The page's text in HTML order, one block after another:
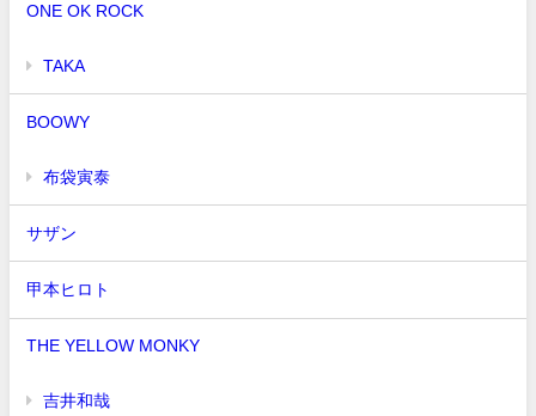
ONE OK ROCK
TAKA
BOOWY
布袋寅泰
サザン
甲本ヒロト
THE YELLOW MONKY
吉井和哉